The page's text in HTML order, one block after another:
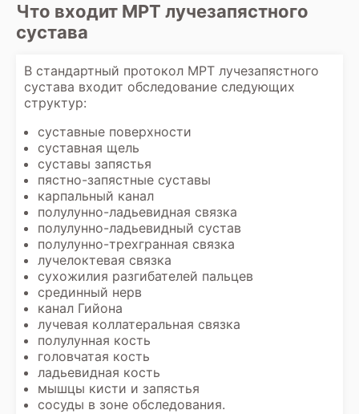
Что входит МРТ лучезапястного
сустава
В стандартный протокол МРТ лучезапястного
сустава входит обследование следующих
структур:
суставные поверхности
суставная щель
суставы запястья
пястно-запястные суставы
карпальный канал
полулунно-ладьевидная связка
полулунно-ладьевидный сустав
полулунно-трехгранная связка
лучелоктевая связка
сухожилия разгибателей пальцев
срединный нерв
канал Гийона
лучевая коллатеральная связка
полулунная кость
головчатая кость
ладьевидная кость
мышцы кисти и запястья
сосуды в зоне обследования.